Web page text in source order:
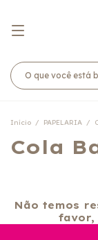
Início / PAPELARIA /
Cola
Não temos
favor,